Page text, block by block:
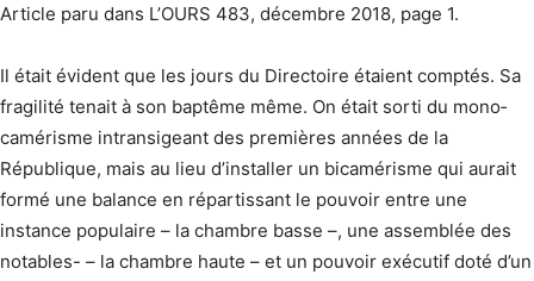
Article paru dans L’OURS 483, décembre 2018, page 1.
Il était évident que les jours du Directoire étaient comptés. Sa
fragilité tenait à son baptême même. On était sorti du mono­
camérisme intransigeant des premières années de la
République, mais au lieu d’installer un bicamérisme qui aurait
formé une balance en répartissant le pouvoir entre une
instance populaire – la chambre basse –, une assemblée des
notables- – la chambre haute – et un pouvoir exécutif doté d’un